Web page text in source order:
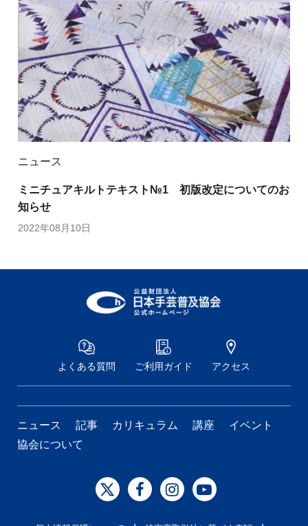
ニュース
ミニチュアキルトテキスト№1 初版改定についてのお
知らせ
2022年08月10日
よくある質問 ご利用ガイド アクセス
ニュース 記事 カリキュラム 講座
イベント
協会について